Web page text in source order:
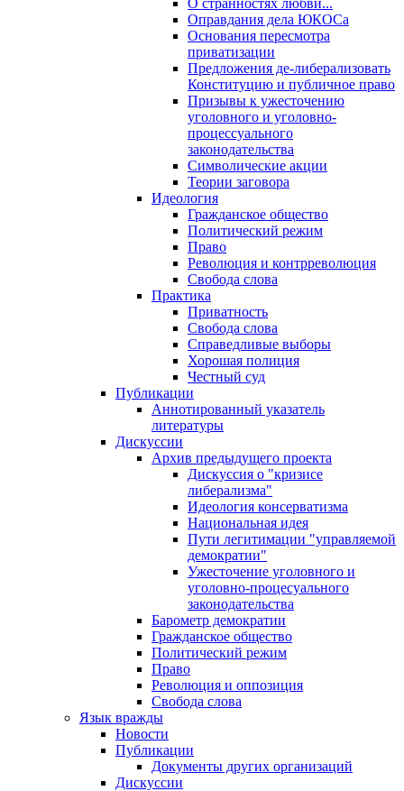
О странностях любви...
Оправдания дела ЮКОСа
Основания пересмотра
приватизации
Предложения де-либерализовать
Конституцию и публичное право
Призывы к ужесточению
уголовного и уголовно-
процессуального
законодательства
Символические акции
Теории заговора
Идеология
Гражданское общество
Политический режим
Право
Революция и контрреволюция
Свобода слова
Практика
Приватность
Свобода слова
Справедливые выборы
Хорошая полиция
Честный суд
Публикации
Аннотированный указатель
литературы
Дискуссии
Архив предыдущего проекта
Дискуссия о "кризисе
либерализма"
Идеология консерватизма
Национальная идея
Пути легитимации "управляемой
демократии"
Ужесточение уголовного и
уголовно-процесуального
законодательства
Барометр демократии
Гражданское общество
Политический режим
Право
Революция и оппозиция
Свобода слова
Язык вражды
Новости
Публикации
Документы других организаций
Дискуссии